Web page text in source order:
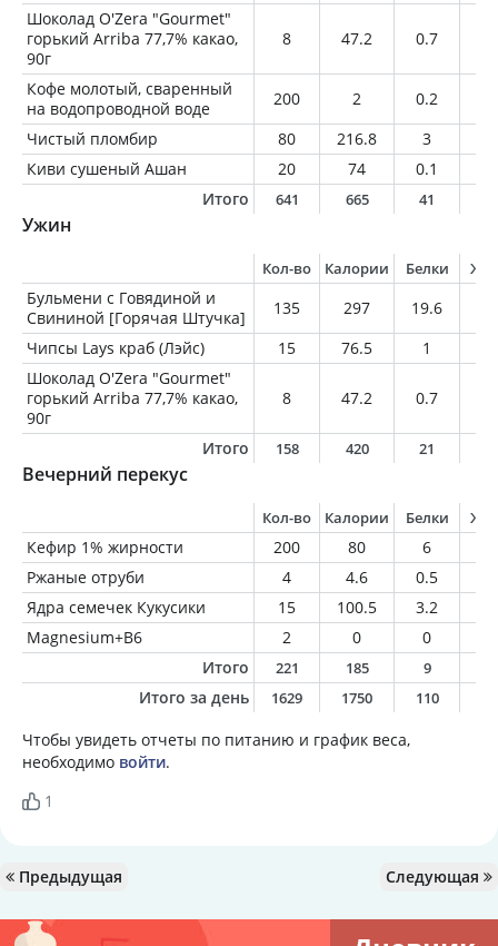
Шоколад O'Zera "Gourmet"
горький Arriba 77,7% какао,
90г
8 47.2 0.7
Кофе молотый, сваренный
на водопроводной воде
200 2 0.2
Чистый пломбир
80 216.8 3
Киви сушеный Ашан
20 74 0.1
Итого
641 665 41
Ужин
Кол-во Калории Белки
Бульмени с Говядиной и
Свининой [Горячая Штучка]
135 297 19.6
Чипсы Lays краб (Лэйс)
15 76.5 1
Шоколад O'Zera "Gourmet"
горький Arriba 77,7% какао,
90г
8 47.2 0.7
Итого 158 420 21
Вечерний перекус
Кол-во Калории Белки
Кефир 1% жирности 200 80 6
Ржаные отруби
4 4.6 0.5
Ядра семечек Кукусики
15 100.5 3.2
Magnesium+B6
2 0 0
Итого
221 185 9
Итого за день 1629 1750 110
Чтобы увидеть отчеты по питанию и график веса,
необходимо войти.
1
Предыдущая Следующая